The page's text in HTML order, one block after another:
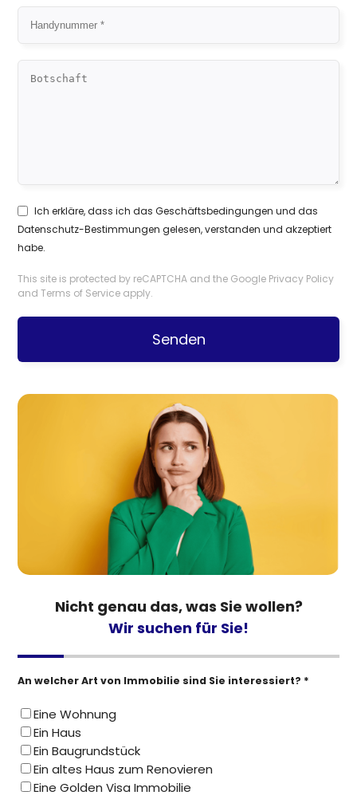
Ich erkläre, dass ich dasGeschäftsbedingungen und das
Datenschutz-Bestimmungen gelesen, verstanden und akzeptiert
habe.
This site is protected by reCAPTCHA and the Google Privacy Policy
andTerms of Service apply.
Senden
Nicht genau das, was Sie wollen?
Wir suchen für Sie!
An welcher Art von Immobilie sind Sie interessiert? *
Eine Wohnung
Ein Haus
Ein Baugrundstück
Ein altes Haus zum Renovieren
Eine Golden Visa Immobilie